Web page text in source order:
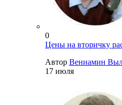
0
Цены на вторичку
Автор Вениамин
17 июля